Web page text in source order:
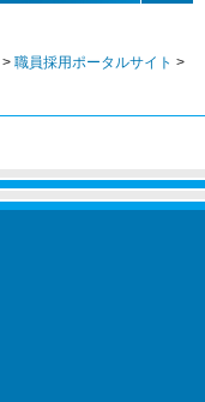
> 職員採用ポータルサイト >